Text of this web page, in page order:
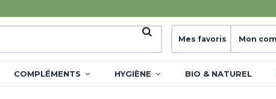
Mes favoris Mon
COMPLÉMENTS HYGIÈNE BIO & NATUREL